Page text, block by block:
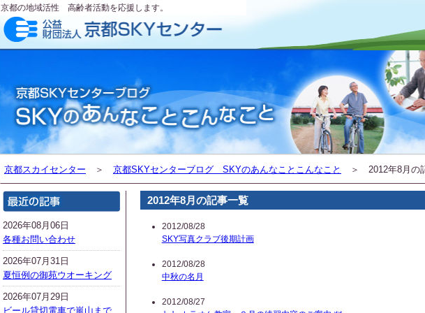
京都の地域活性 高齢者活動を応援します。
京都スカイセンター ＞ 京都SKYセンターブログ SKYのあんなことこんなこと ＞ 2012年8月の
2026年08月06日
各種お問い合わせ
2026年07月31日
夏恒例の御苑ウオーキング
2026年07月29日
ビール貸切電車で嵐山まで
2012年8月の記事一覧
2012/08/28
SKY写真クラブ後期計画
2012/08/28
中秋の名月
2012/08/27